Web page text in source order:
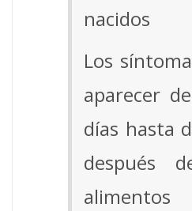
nacidos
Los
aparecer
días hasta
después
alimentos